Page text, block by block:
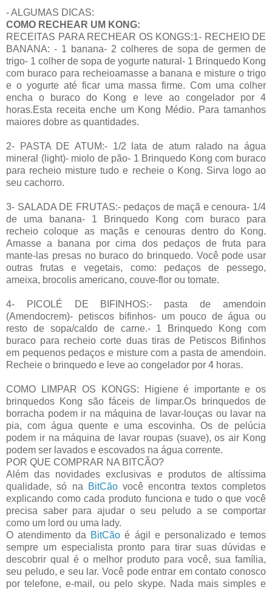
- ALGUMAS DICAS:
COMO RECHEAR UM KONG:
RECEITAS PARA RECHEAR OS KONGS:1- RECHEIO DE
BANANA: - 1 banana- 2 colheres de sopa de germen de
trigo- 1 colher de sopa de yogurte natural- 1 Brinquedo Kong
com buraco para recheioamasse a banana e misture o trigo
e o yogurte até ficar uma massa firme. Com uma colher
encha o buraco do Kong e leve ao congelador por 4
horas.Esta receita enche um Kong Médio. Para tamanhos
maiores dobre as quantidades.
2- PASTA DE ATUM:- 1/2 lata de atum ralado na água
mineral (light)- miolo de pão- 1 Brinquedo Kong com buraco
para recheio misture tudo e recheie o Kong. Sirva logo ao
seu cachorro.
3- SALADA DE FRUTAS:- pedaços de maçã e cenoura- 1/4
de uma banana- 1 Brinquedo Kong com buraco para
recheio coloque as maçãs e cenouras dentro do Kong.
Amasse a banana por cima dos pedaços de fruta para
mante-las presas no buraco do brinquedo. Você pode usar
outras frutas e vegetais, como: pedaços de pessego,
ameixa, brocolis americano, couve-flor ou tomate.
4- PICOLÉ DE BIFINHOS:- pasta de amendoin
(Amendocrem)- petiscos bifinhos- um pouco de água ou
resto de sopa/caldo de carne.- 1 Brinquedo Kong com
buraco para recheio corte duas tiras de Petiscos Bifinhos
em pequenos pedaços e misture com a pasta de amendoin.
Recheie o brinquedo e leve ao congelador por 4 horas.
COMO LIMPAR OS KONGS: Higiene é importante e os
brinquedos Kong são fáceis de limpar.Os brinquedos de
borracha podem ir na máquina de lavar-louças ou lavar na
pia, com água quente e uma escovinha. Os de pelúcia
podem ir na máquina de lavar roupas (suave), os air Kong
podem ser lavados e escovados na água corrente.
POR QUE COMPRAR NA BITCÃO?
Além das novidades exclusivas e produtos de altíssima
qualidade, só na
BitCãovocê encontra textos completos
explicando como cada produto funciona e tudo o que você
precisa saber para ajudar o seu peludo a se comportar
como um lord ou uma lady.
O atendimento da BitCão é ágil e personalizado e temos
sempre um especialista pronto para tirar suas dúvidas e
descobrir qual é o melhor produto para você, sua família,
seu peludo, e seu lar. Você pode entrar em contato conosco
por telefone, e-mail, ou pelo skype. Nada mais simples e